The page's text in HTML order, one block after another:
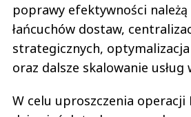
poprawy efektywności należą
łańcuchów dostaw,
strategicznych,
oraz dalsze skalowanie usług
W celu uproszczenia operacji